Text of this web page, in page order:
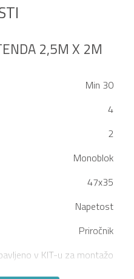
2,5M X 2M
Min 30
4
2
Monoblok
47x35
Napetost
Priročnik
v KIT-u za montažo